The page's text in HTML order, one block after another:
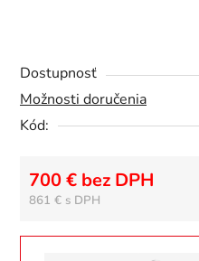
Dostupnosť
Možnosti doručenia
Kód:
861 €
700 € bez DPH